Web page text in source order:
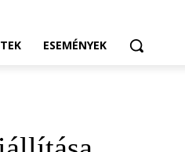
ESEMÉNYEK